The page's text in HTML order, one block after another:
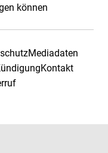
können
Mediadaten
Kontakt